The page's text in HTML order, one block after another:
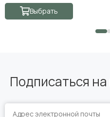
Выбрать
Подписаться